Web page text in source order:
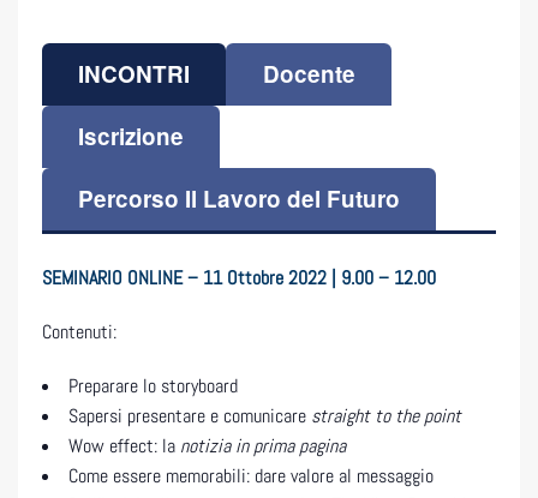
INCONTRI
Docente
Iscrizione
Percorso Il Lavoro del Futuro
SEMINARIO ONLINE – 11 Ottobre 2022 | 9.00 – 12.00
Contenuti:
Preparare lo storyboard
Sapersi presentare e comunicare straightto the point
Wow effect: la notizia in prima pagina
Come essere memorabili: dare valore al messaggio